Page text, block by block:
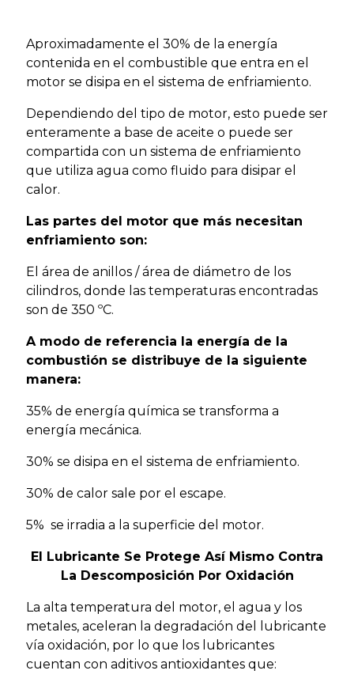
Aproximadamente el 30% de la energía
contenida en el combustible que entra en el
motor se disipa en el sistema de enfriamiento.
Dependiendo del tipo de motor, esto puede ser
enteramente a base de aceite o puede ser
compartida con un sistema de enfriamiento
que utiliza agua como fluido para disipar el
calor.
Las partes del motor que más necesitan
enfriamiento son:
El área de anillos / área de diámetro de los
cilindros, donde las temperaturas encontradas
son de 350 ºC.
A modo de referencia la energía de la
combustión se distribuye de la siguiente
manera:
35% de energía química se transforma a
energía mecánica.
30% se disipa en el sistema de enfriamiento.
30% de calor sale por el escape.
5% se irradia a la superficie del motor.
El Lubricante Se Protege Así Mismo Contra
La Descomposición Por Oxidación
La alta temperatura del motor, el agua y los
metales, aceleran la degradación del lubricante
vía oxidación, por lo que los lubricantes
cuentan con aditivos antioxidantes que: